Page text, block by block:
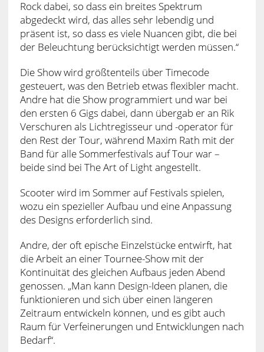
Rock dabei, so dass ein breites Spektrum
abgedeckt wird, das alles sehr lebendig und
präsent ist, so dass es viele Nuancen gibt, die bei
der Beleuchtung berücksichtigt werden müssen.“
Die Show wird größtenteils über Timecode
gesteuert, was den Betrieb etwas flexibler macht.
Andre hat die Show programmiert und war bei
den ersten 6 Gigs dabei, dann übergab er an Rik
Verschuren als Lichtregisseur und -operator für
den Rest der Tour, während Maxim Rath mit der
Band für alle Sommerfestivals auf Tour war –
beide sind bei The Art of Light angestellt.
Scooter wird im Sommer auf Festivals spielen,
wozu ein spezieller Aufbau und eine Anpassung
des Designs erforderlich sind.
Andre, der oft epische Einzelstücke entwirft, hat
die Arbeit an einer Tournee-Show mit der
Kontinuität des gleichen Aufbaus jeden Abend
genossen. „Man kann Design-Ideen planen, die
funktionieren und sich über einen längeren
Zeitraum entwickeln können, und es gibt auch
Raum für Verfeinerungen und Entwicklungen nach
Bedarf“.